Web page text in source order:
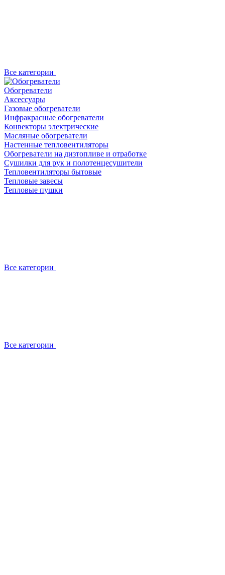
Все категории
Обогреватели
Аксессуары
Газовые обогреватели
Инфракрасные обогреватели
Конвекторы электрические
Масляные обогреватели
Настенные тепловентиляторы
Обогреватели на дизтопливе и отработке
Сушилки для рук и полотенцесушители
Тепловентиляторы бытовые
Тепловые завесы
Тепловые пушки
Все категории
Все категории